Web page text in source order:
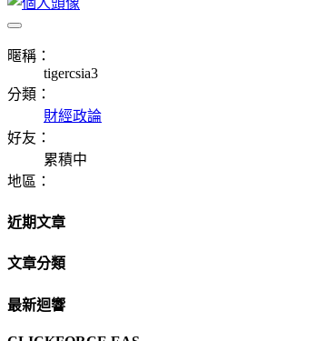
暱稱：
tigercsia3
分類：
財經政論
好友：
累積中
地區：
近期文章
文章分類
最新迴響